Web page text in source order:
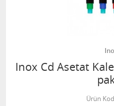
Inox Cd Asetat
Ürün